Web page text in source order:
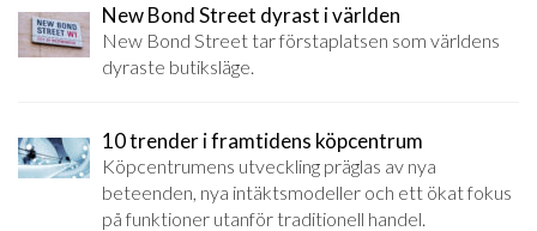
New Bond Street dyrast i världen
New Bond Street tar förstaplatsen som världens
dyraste butiksläge.
10 trender i framtidens köpcentrum
Köpcentrumens utveckling präglas av nya
beteenden, nya intäktsmodeller och ett ökat fokus
på funktioner utanför traditionell handel.